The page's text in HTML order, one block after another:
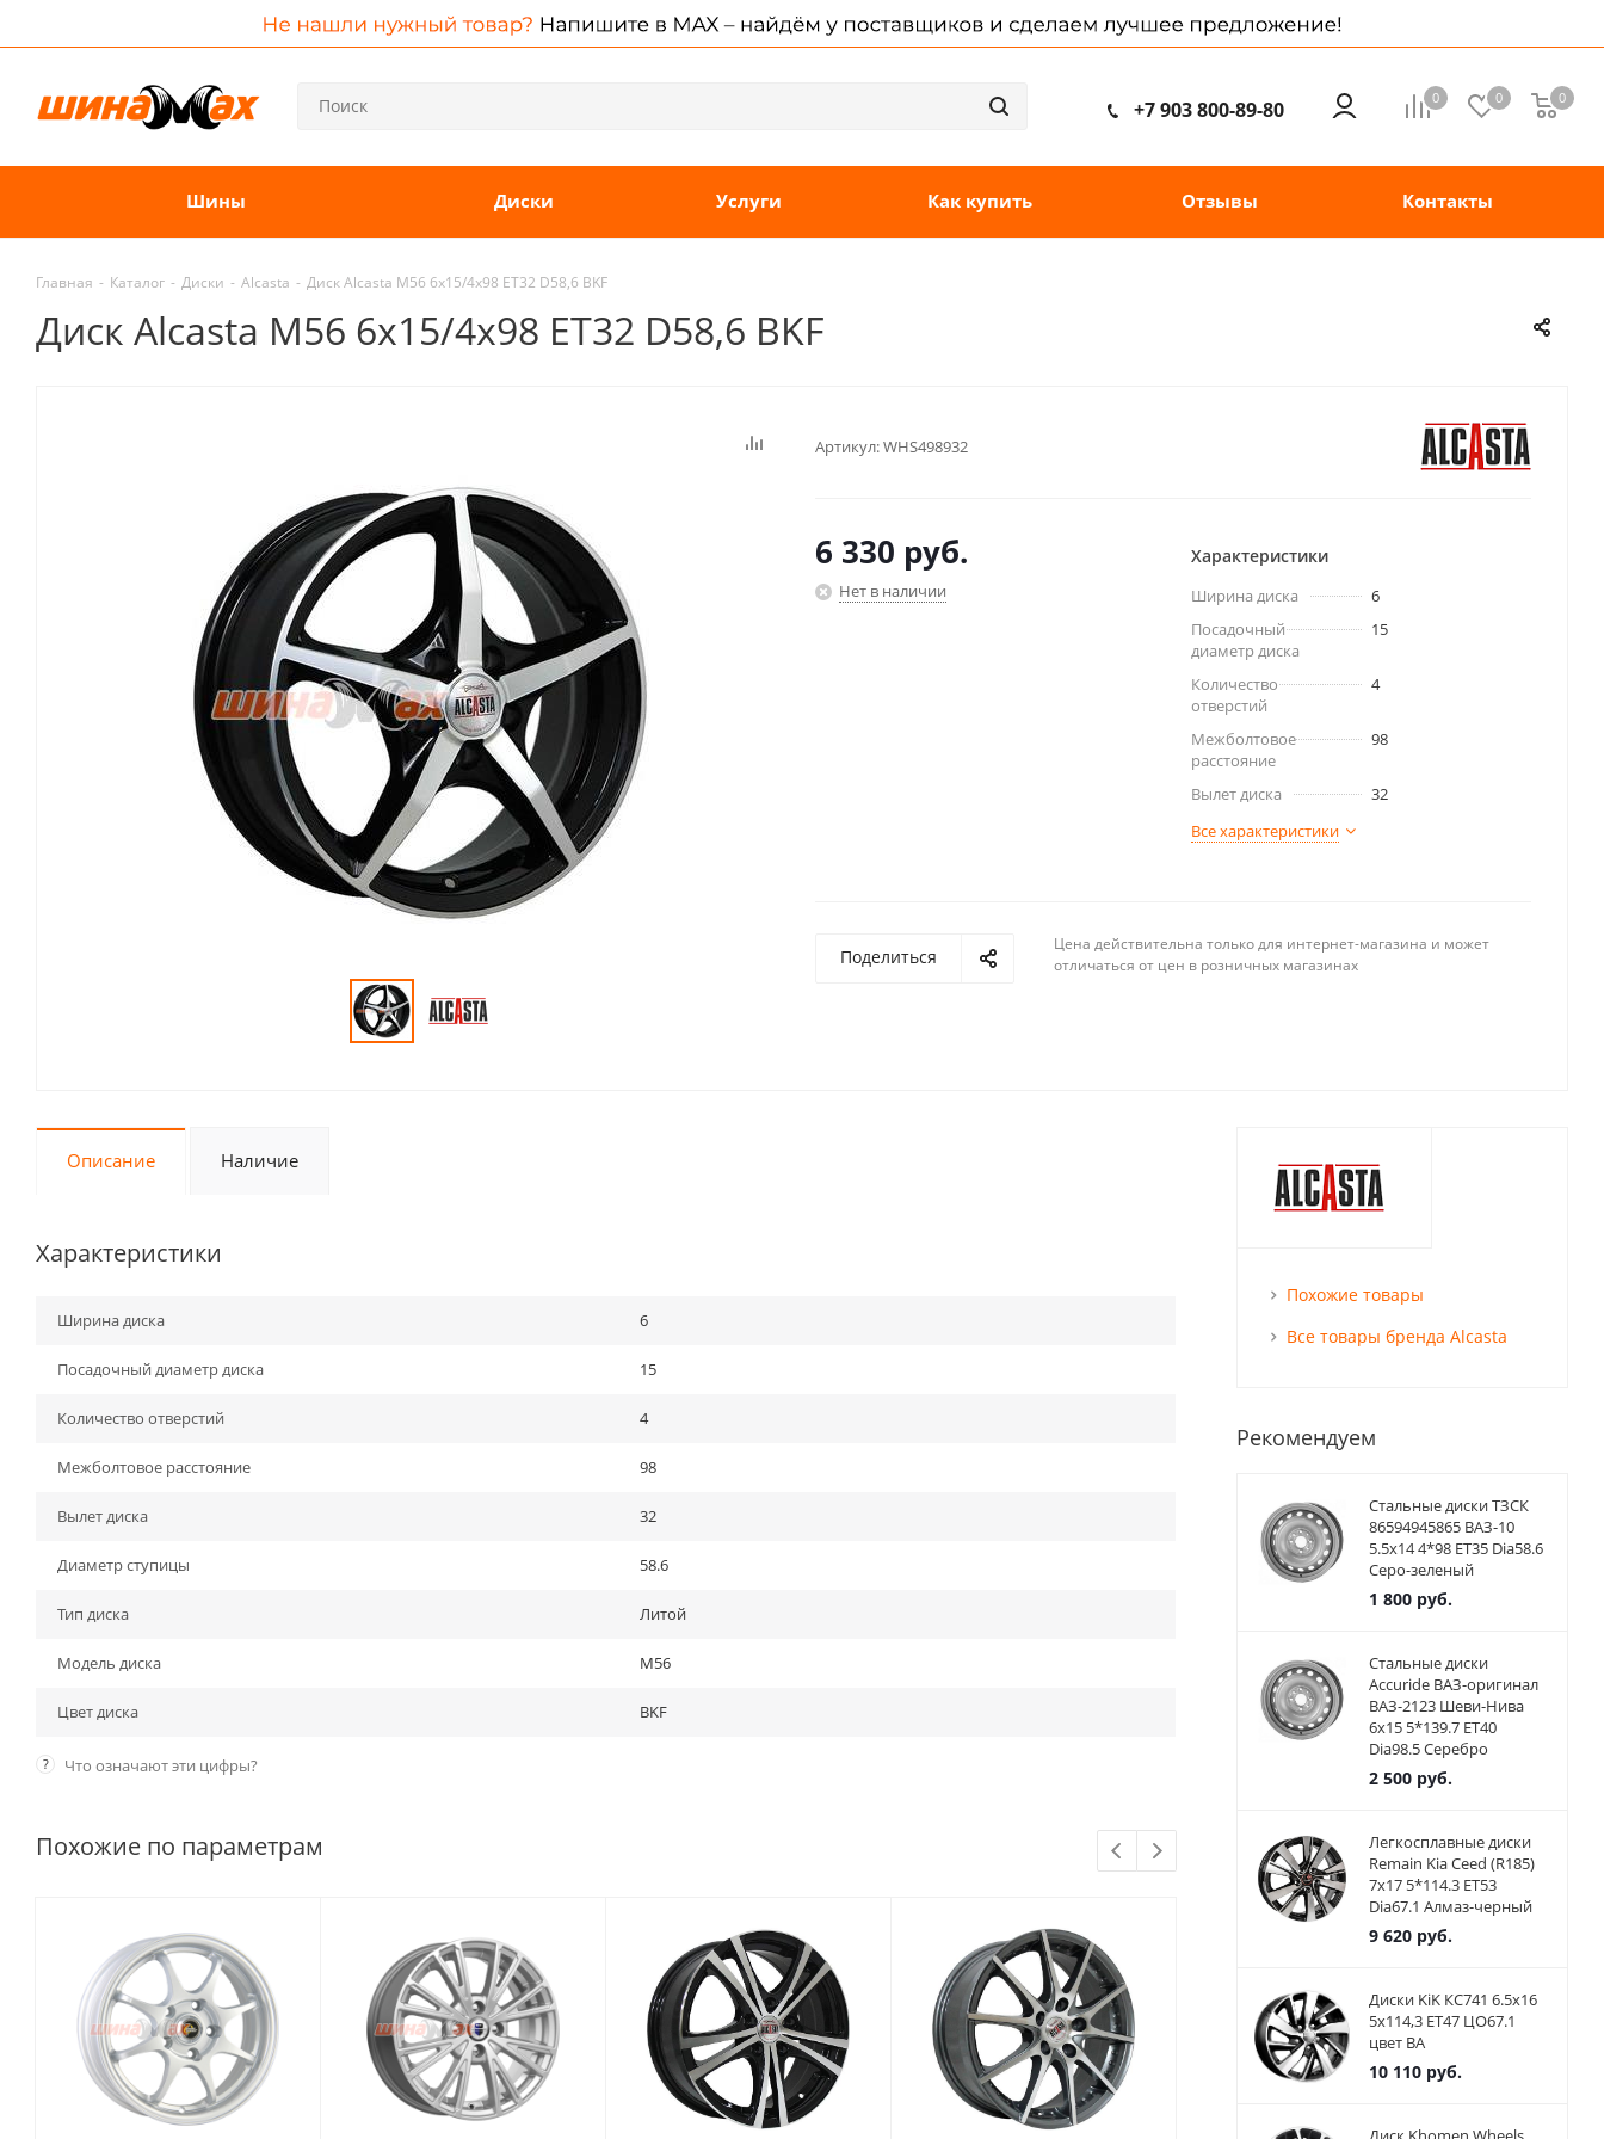
0 0 0
+7 903 800-89-80
Шины Диски Услуги Как купить Отзывы Контакты
Главная - Каталог - Диски - Alcasta - Диск Alcasta M56 6x15/4x98 ET32 D58,6 BKF
Диск Alcasta M56 6x15/4x98 ET32 D58,6 BKF
Артикул:WHS498932
6 330 руб.
Нет в наличии
Характеристики
Ширина диска
6
Посадочный
диаметр диска
15
Количество
отверстий
4
Межболтовое
расстояние
98
Вылет диска
32
Все характеристики
Поделиться
Цена действительна только для интернет-магазина и может
отличаться от цен в розничных магазинах
Описание Наличие
Характеристики
Ширина диска 6
Посадочный диаметр диска 15
Количество отверстий 4
Межболтовое расстояние 98
Вылет диска 32
Диаметр ступицы 58.6
Тип диска Литой
Модель диска M56
Цвет диска BKF
? Что означают эти цифры?
Похожие по параметрам
Похожие товары
Все товары бренда Alcasta
Рекомендуем
Стальные диски ТЗСК
86594945865 ВАЗ-10
5.5x14 4*98 ET35 Dia58.6
Серо-зеленый
1 800руб.
Стальные диски
Accuride ВАЗ-оригинал
ВАЗ-2123 Шеви-Нива
6x15 5*139.7 ET40
Dia98.5 Серебро
2 500руб.
Легкосплавные диски
Remain Kia Ceed (R185)
7x17 5*114.3 ET53
Dia67.1 Алмаз-черный
9 620руб.
Диски KiK КС741 6.5x16
5x114,3 ET47 ЦО67.1
цвет BA
10 110руб.